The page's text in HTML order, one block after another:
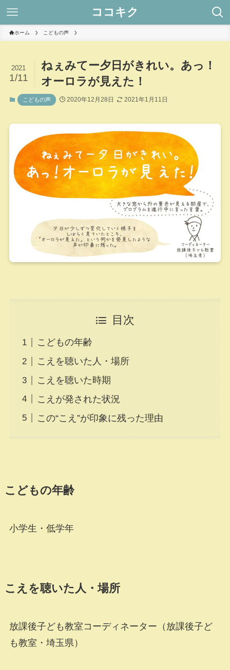
ココキク
ホーム こどもの声
ねぇみてー夕日がきれい。あっ！
オーロラが見えた！
2021
1/11
こどもの声 2020年12月28日 2021年1月11日
目次
こどもの年齢
こえを聴いた人・場所
こえを聴いた時期
こえが発された状況
この“こえ”が印象に残った理由
こどもの年齢
小学生・低学年
こえを聴いた人・場所
放課後子ども教室コーディネーター（放課後子ど
も教室・埼玉県）